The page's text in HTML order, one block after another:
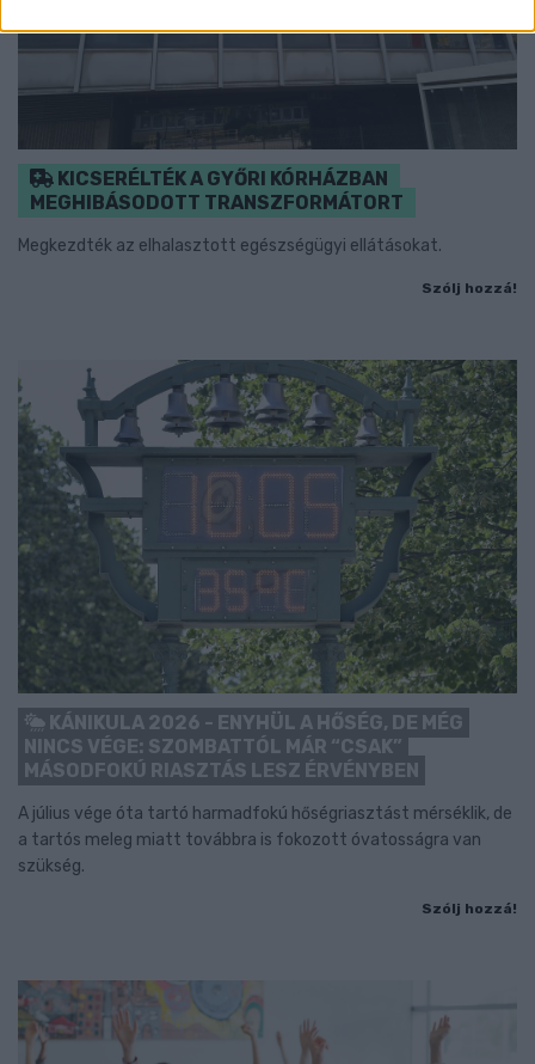
KICSERÉLTÉK A GYŐRI KÓRHÁZBAN
MEGHIBÁSODOTT TRANSZFORMÁTORT
Megkezdték az elhalasztott egészségügyi ellátásokat.
Szólj hozzá!
KÁNIKULA 2026 - ENYHÜL A HŐSÉG, DE MÉG
NINCS VÉGE: SZOMBATTÓL MÁR “CSAK”
MÁSODFOKÚ RIASZTÁS LESZ ÉRVÉNYBEN
A július vége óta tartó harmadfokú hőségriasztást mérséklik, de
a tartós meleg miatt továbbra is fokozott óvatosságra van
szükség.
Szólj hozzá!